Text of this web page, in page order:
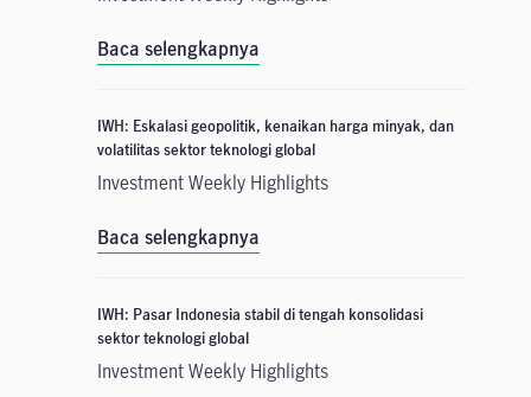
Baca selengkapnya
IWH: Eskalasi geopolitik, kenaikan harga minyak, dan
volatilitas sektor teknologi global
Investment Weekly Highlights
Baca selengkapnya
IWH: Pasar Indonesia stabil di tengah konsolidasi
sektor teknologi global
Investment Weekly Highlights